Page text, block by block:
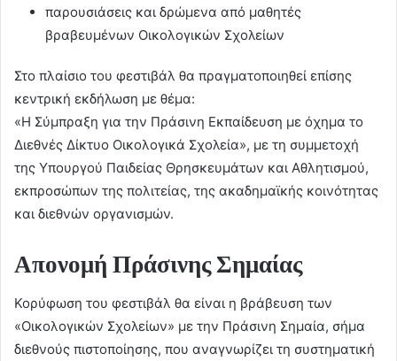
παρουσιάσεις και δρώμενα από μαθητές
βραβευμένων Οικολογικών Σχολείων
Στο πλαίσιο του φεστιβάλ θα πραγματοποιηθεί επίσης
κεντρική εκδήλωση με θέμα:
«Η Σύμπραξη για την Πράσινη Εκπαίδευση με όχημα το
Διεθνές Δίκτυο Οικολογικά Σχολεία», με τη συμμετοχή
της Υπουργού Παιδείας Θρησκευμάτων και Αθλητισμού,
εκπροσώπων της πολιτείας, της ακαδημαϊκής κοινότητας
και διεθνών οργανισμών.
Απονομή Πράσινης Σημαίας
Κορύφωση του φεστιβάλ θα είναι η βράβευση των
«Οικολογικών Σχολείων» με την Πράσινη Σημαία, σήμα
διεθνούς πιστοποίησης, που αναγνωρίζει τη συστηματική